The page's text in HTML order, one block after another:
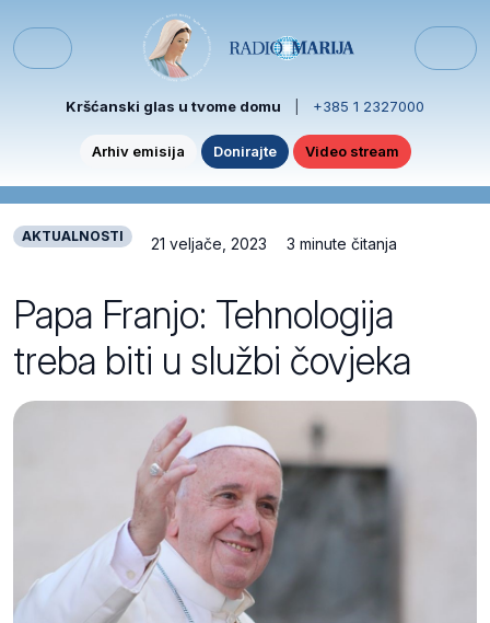
Menu
Kršćanski glas u tvome domu +385 1 2327000
Arhiv emisija Donirajte Video stream
AKTUALNOSTI 21 veljače, 2023 3 minute čitanja
Papa Franjo: Tehnologija
treba biti u službi čovjeka